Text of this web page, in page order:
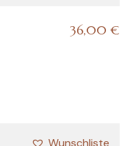
36,00 €
Wunschliste